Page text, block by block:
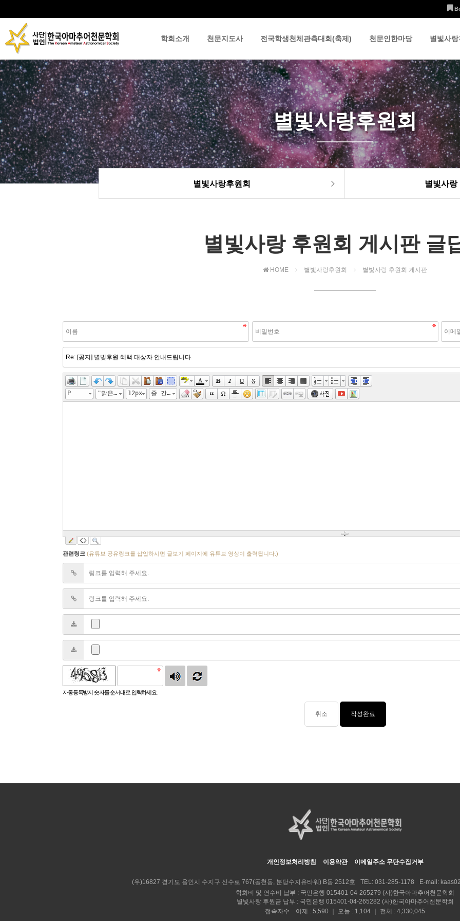
학회소개 천문지도사 전국학생천체관측대회(축제) 천문인한마당 별빛사
하위분류 하위분류
별빛사랑후원회
별빛사랑후원회 별빛사랑
별빛사랑 후원회 게시판 글
HOME 별빛사랑후원회 별빛사랑 후원회 게시판
P "맑은 고딕", "Malgun Gothic", gulim 12px 줄 간격
관련링크 (유튜브 공유링크를 삽입하시면 글보기 페이지에 유튜브 영상이 출력됩니다.)
자동등록방지 숫자를 순서대로 입력하세요.
취소
개인정보처리방침 이용약관 이메일주소 무단수집거부
(우)16827 경기도 용인시 수지구 신수로 767(동천동, 분당수지유타워) B동 2512호 TEL: 031-285-1178 E-mail:
학회비 및 연수비 납부 : 국민은행 015401-04-265279 (사)한국아마추어천문학회
별빛사랑 후원금 납부 : 국민은행 015401-04-265282 (사)한국아마추어천문학회
접속자수 어제 : 5,590 ｜ 오늘 : 1,104 ｜ 전체 : 4,330,045